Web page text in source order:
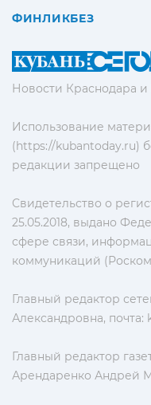
Новости Краснодара и
Использование
(https://kubantoday.ru)
редакции запрещено
Свидетельство о
25.05.2018, выдано
сфере связи,
коммуникаций
Главный редактор
Александровна, почта:
Главный редактор
Арендаренко Андрей
ФИНЛИКБЕЗ